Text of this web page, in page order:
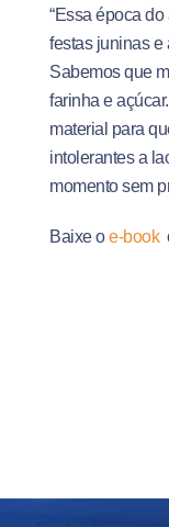
“Essa época
festas juninas e
Sabemos que
farinha e
material para
intolerantes a
momento sem
Baixe oe-book